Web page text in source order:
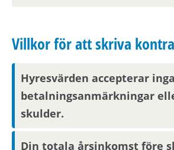
Om din anställning inte är i
pendlingsavstånd från bostaden.
Parkering
Det är kö till parkeringsplatser.
Villkor för att skriva
Hyresvärden accepterar inga
betalningsanmärkningar
skulder.
Din totala årsinkomst före